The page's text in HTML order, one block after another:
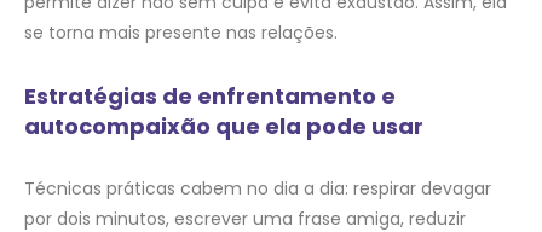
se torna mais presente nas relações.
Estratégias de enfrentamento e
autocompaixão que ela pode usar
Técnicas práticas cabem no dia a dia: respirar devagar
por dois minutos, escrever uma frase amiga, reduzir